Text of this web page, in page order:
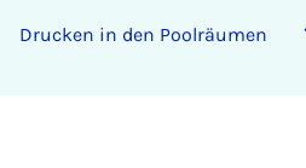
Drucken in den Poolräumen